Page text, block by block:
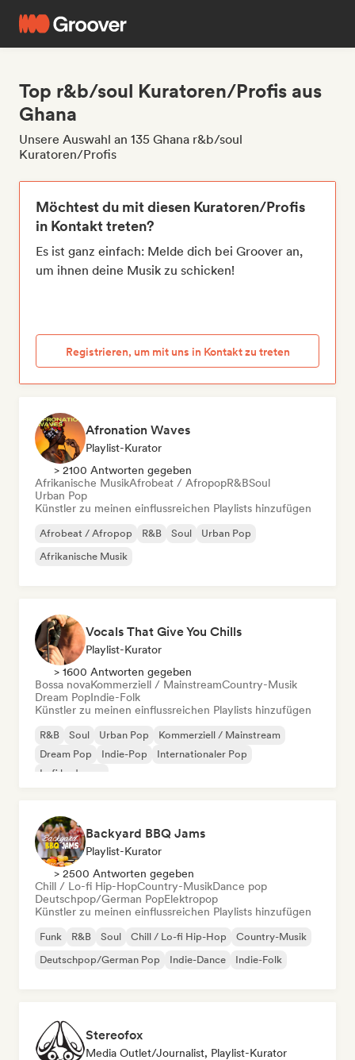
Top r&b/soul Kuratoren/Profis aus
Ghana
Unsere Auswahl an 135 Ghana r&b/soul
Kuratoren/Profis
Möchtest du mit diesen Kuratoren/Profis
in Kontakt treten?
Es ist ganz einfach: Melde dich bei Groover an,
um ihnen deine Musik zu schicken!
Registrieren, um mit uns in Kontakt zu treten
Afronation Waves
Playlist-Kurator
> 2100 Antworten gegeben
Afrikanische MusikAfrobeat / AfropopR&BSoul
Urban Pop
Künstler zu meinen einflussreichen Playlists hinzufügen
Afrobeat / Afropop R&B Soul
Urban Pop
Afrikanische Musik
Vocals That Give You Chills
Playlist-Kurator
> 1600 Antworten gegeben
Bossa novaKommerziell / MainstreamCountry-Musik
Dream PopIndie-Folk
Künstler zu meinen einflussreichen Playlists hinzufügen
R&B Soul Urban Pop
Kommerziell / Mainstream
Dream Pop
Indie-Pop
Internationaler Pop
Lofi bedroom
Backyard BBQ Jams
Playlist-Kurator
> 2500 Antworten gegeben
Chill / Lo-fi Hip-HopCountry-MusikDance pop
Deutschpop/German PopElektropop
Künstler zu meinen einflussreichen Playlists hinzufügen
Funk R&B Soul Chill / Lo-fi Hip-Hop
Country-Musik
Deutschpop/German Pop
Indie-Dance Indie-Folk
Stereofox
Media Outlet/Journalist, Playlist-Kurator